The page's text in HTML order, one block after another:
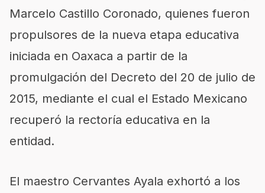
Marcelo Castillo Coronado, quienes fueron
propulsores de la nueva etapa educativa
iniciada en Oaxaca a partir de la
promulgación del Decreto del 20 de julio de
2015, mediante el cual el Estado Mexicano
recuperó la rectoría educativa en la
entidad.
El maestro Cervantes Ayala exhortó a los